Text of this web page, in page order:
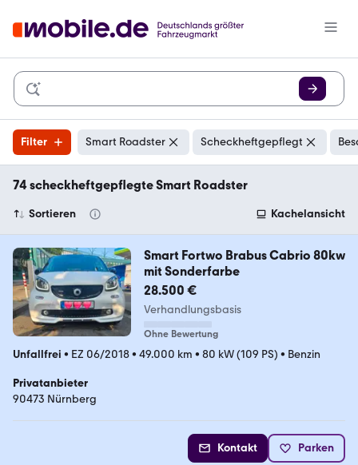
Filter Smart Roadster Scheckheftgepflegt
74 scheckheftgepflegte Smart Roadster
Sortieren Kachelansicht
Smart Fortwo Brabus Cabrio 80kw
mit Sonderfarbe
28.500 €
Verhandlungsbasis
Ohne Bewertung
Unfallfrei • EZ 06/2018• 49.000 km • 80 kW (109 PS) • Benzin
Privatanbieter
90473 Nürnberg
Kontakt Parken